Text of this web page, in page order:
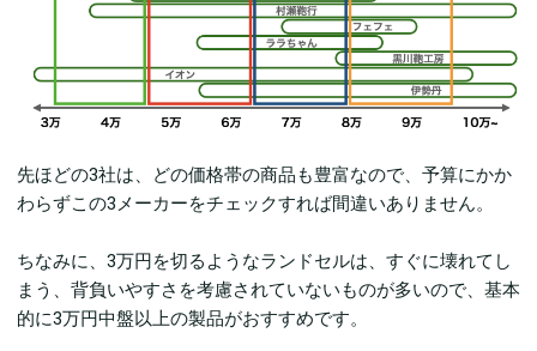
先ほどの3社は、どの価格帯の商品も豊富なので、予算にかか
わらずこの3メーカーをチェックすれば間違いありません。
ちなみに、3万円を切るようなランドセルは、すぐに壊れてし
まう、背負いやすさを考慮されていないものが多いので、基本
的に3万円中盤以上の製品がおすすめです。